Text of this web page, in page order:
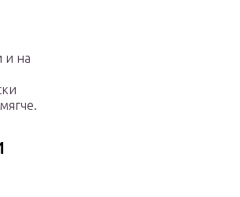
и на